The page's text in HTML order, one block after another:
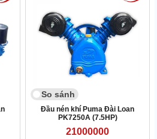
(1HP) chính hãng
So sánh
Đầu nén khí Puma Đài Loan
PK7250A (7.5HP)
21000000